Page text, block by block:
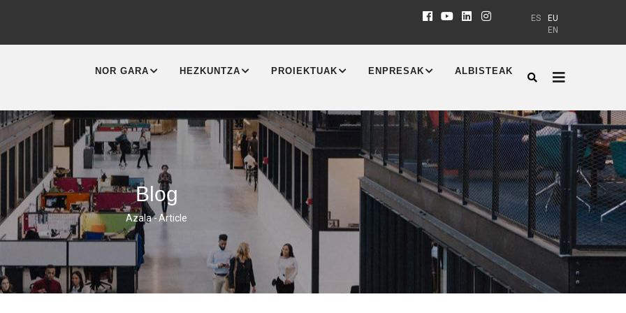
EU
ES
EN
NAVIGATION
NOR GARA HEZKUNTZA PROIEKTUAK ENPRESAK ALBISTEAK
Blog
Breadcrumb
Azala-Article